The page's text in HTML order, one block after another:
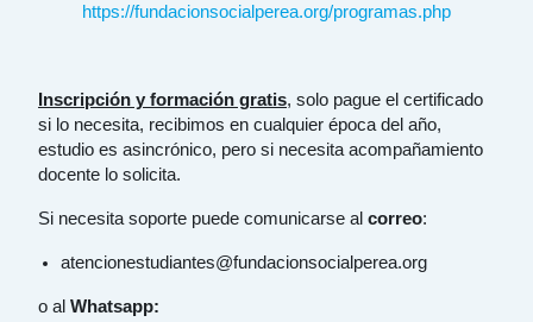
https://fundacionsocialperea.org/programas.php
Inscripción y formación gratis, solo pague el certificado
si lo necesita, recibimos en cualquier época del año,
estudio es asincrónico, pero si necesita acompañamiento
docente lo solicita.
Si necesita soporte puede comunicarse al correo:
atencionestudiantes@fundacionsocialperea.org
o al Whatsapp: